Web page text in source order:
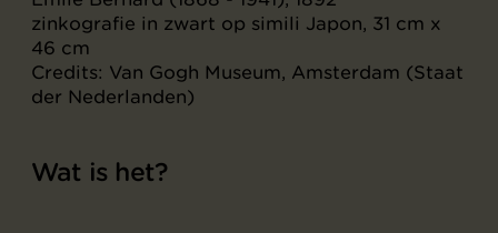
zinkografie in zwart op simili Japon, 31 cm x
46 cm
Credits: Van Gogh Museum, Amsterdam (Staat
der Nederlanden)
Wat is het?